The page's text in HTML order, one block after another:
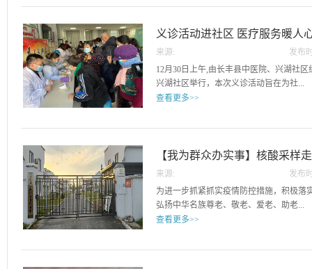
基层医疗机构作为传染
预防工作提供了强力支
义诊活动进社区 医疗服务暖人
来源:
发布
31
12月30日上午,由长丰县中医院、兴湖社
兴湖社区举行，本次义诊活动旨在为社...
代本玲以及康复科、眼科、心电图室、
待每一位前来义诊的居民，细心倾听他
常见病诊疗检查、健康咨询等为群众答疑
治疗建议和健康指导，倡导居民健康生活
分发挥扎实的专业功底，无论是健康咨询
不错，不仅有专家义诊，还有药品发放，
查看更多>>
【我为群众办实事】核酸采样
来源:
发布
16
为进一步抓紧抓实疫情防控措施，积极落
弘扬中华名族尊老、敬老、爱老、助老...
查看更多>>